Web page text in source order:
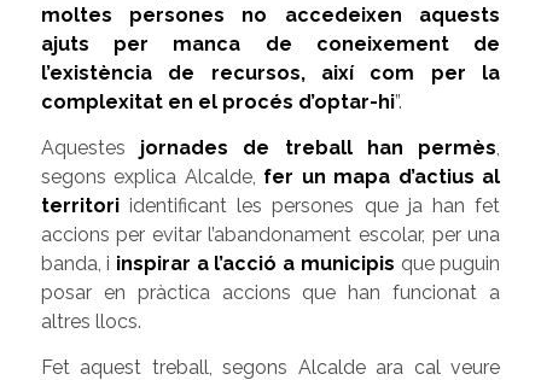
moltes persones no accedeixen aquests
ajuts per manca de coneixement de
l’existència de recursos, així com per la
complexitat en el procés d’optar-hi”.
Aquestes jornades de treball han permès,
segons explica Alcalde, fer un mapa d’actius al
territoriidentificant les persones que ja han fet
accions per evitar l’abandonament escolar, per una
banda, i inspirar a l’acció a municipis que puguin
posar en pràctica accions que han funcionat a
altres llocs.
Fet aquest treball, segons Alcalde ara cal veure